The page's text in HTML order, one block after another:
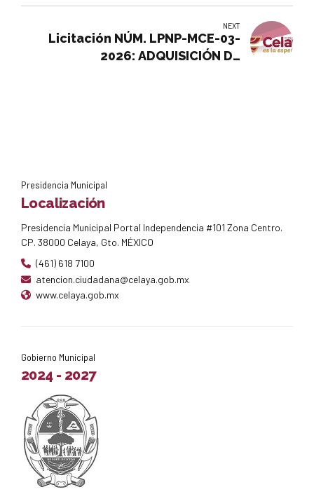
NEXT
Licitación NÚM. LPNP-MCE-03-
2026: ADQUISICIÓN DE
Presidencia Municipal
Localización
Presidencia Municipal Portal Independencia #101 Zona Centro.
CP. 38000 Celaya, Gto. MÉXICO
(461) 618 7100
atencion.ciudadana@celaya.gob.mx
www.celaya.gob.mx
Gobierno Municipal
2024 - 2027